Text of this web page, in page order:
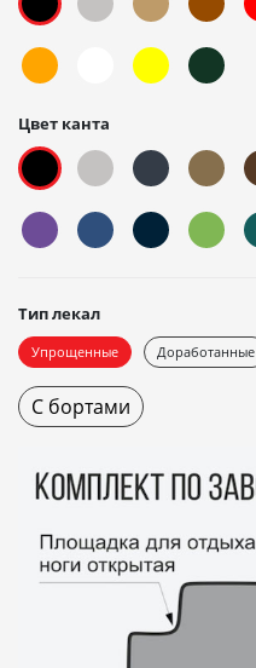
Цвет канта
Тип лекал
Упрощенные Доработанные
С бортами